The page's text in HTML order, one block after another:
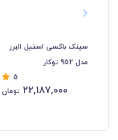
سینک باکسی استیل البرز
مدل 952 توکار
5
22,187,000 تومان